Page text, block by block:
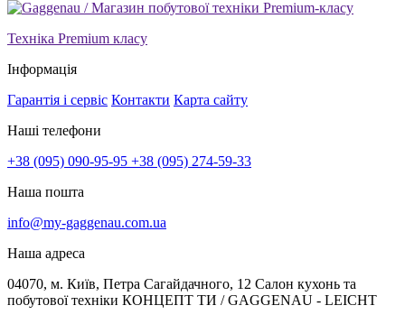
Техніка Premium класу
Інформація
Гарантія і сервіс Контакти Карта сайту
Наші телефони
+38 (095) 090-95-95 +38 (095) 274-59-33
Наша пошта
info@my-gaggenau.com.ua
Наша адреса
04070, м. Київ, Петра Сагайдачного, 12 Салон кухонь та
побутової техніки КОНЦЕПТ ТИ / GAGGENAU - LEICHT